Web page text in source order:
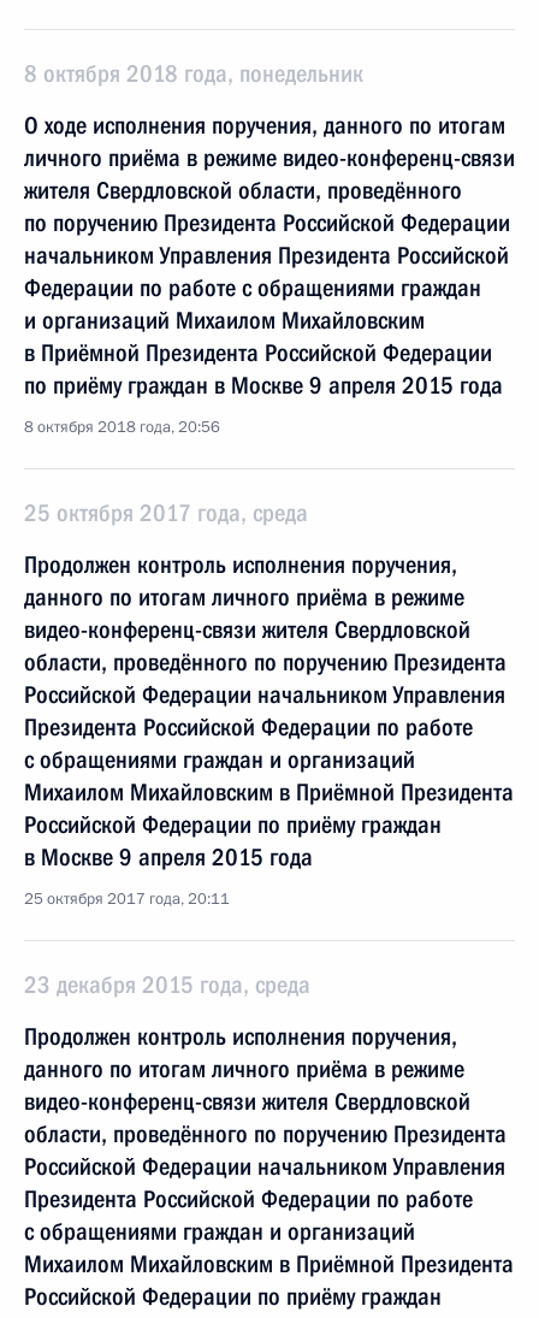
8 октября 2018 года, понедельник
О ходе исполнения поручения, данного по итогам
личного приёма в режиме видео-конференц-связи
жителя Свердловской области, проведённого
по поручению Президента Российской Федерации
начальником Управления Президента Российской
Федерации по работе с обращениями граждан
и организаций Михаилом Михайловским
в Приёмной Президента Российской Федерации
по приёму граждан в Москве 9 апреля 2015 года
8 октября 2018 года, 20:56
25 октября 2017 года, среда
Продолжен контроль исполнения поручения,
данного по итогам личного приёма в режиме
видео-конференц-связи жителя Свердловской
области, проведённого по поручению Президента
Российской Федерации начальником Управления
Президента Российской Федерации по работе
с обращениями граждан и организаций
Михаилом Михайловским в Приёмной Президента
Российской Федерации по приёму граждан
в Москве 9 апреля 2015 года
25 октября 2017 года, 20:11
23 декабря 2015 года, среда
Продолжен контроль исполнения поручения,
данного по итогам личного приёма в режиме
видео-конференц-связи жителя Свердловской
области, проведённого по поручению Президента
Российской Федерации начальником Управления
Президента Российской Федерации по работе
с обращениями граждан и организаций
Михаилом Михайловским в Приёмной Президента
Российской Федерации по приёму граждан